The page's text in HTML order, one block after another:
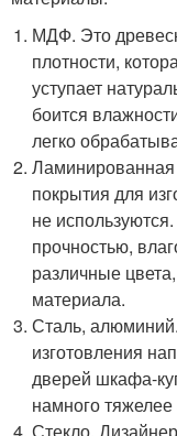
МДФ. Это
плотности,
уступает
боится
легко
покрытия для
не
прочностью,
различные
материала.
Сталь,
изготовления
дверей шкафа-
намного